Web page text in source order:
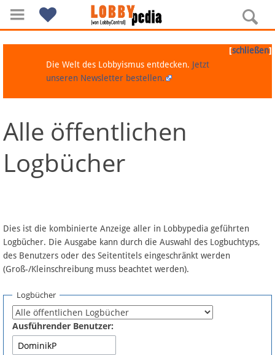
Navigation
Über Lobbypedia
Artikel nach Kategorien
FAQ
Fördermitglied werden
Fehler melden
[schließen]
Die Welt des Lobbyismus entdecken. Jetzt
unseren Newsletter bestellen.
Alle öffentlichen
Logbücher
Dies ist die kombinierte Anzeige aller in Lobbypedia geführten
Logbücher. Die Ausgabe kann durch die Auswahl des Logbuchtyps,
des Benutzers oder des Seitentitels eingeschränkt werden
(Groß-/Kleinschreibung muss beachtet werden).
Logbücher
Ausführender Benutzer: